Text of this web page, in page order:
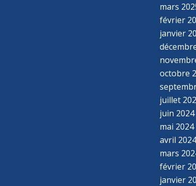
mars
février
janvier
octobre
juillet
juin 2024
mai 2024
avril
mars
février
janvier